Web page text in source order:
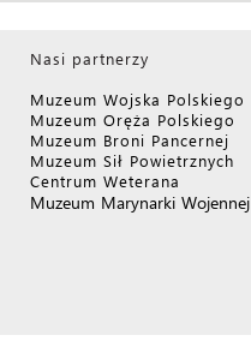
Nasi partnerzy
Muzeum Wojska Polskiego
Muzeum Oręża Polskiego
Muzeum Broni Pancernej
Muzeum Sił Powietrznych
Centrum Weterana
Muzeum Marynarki Wojennej